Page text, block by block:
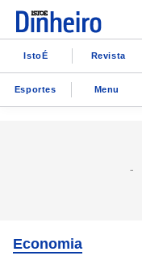
IstoÉ Revista
Esportes Menu
Economia